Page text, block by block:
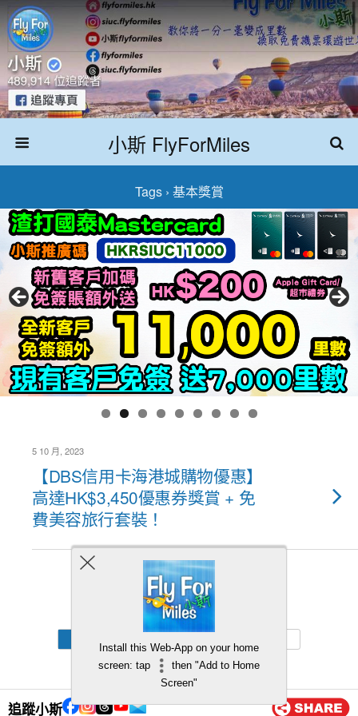
追蹤小斯
小斯 FlyForMiles
Tags › 基本獎賞
5 10 月, 2023
【DBS信用卡海港城購物優惠】
高達HK$3,450優惠券獎賞 + 免
費美容旅行套裝！
Back to top
Install this Web-App on your home
screen: tap
then "Add to Home
Screen"